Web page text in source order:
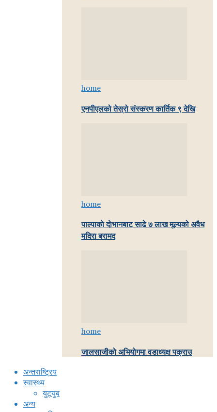
home
एनपीएलको तेस्रो संस्करण कार्तिक ९ देखि
home
पाल्पाकाे दाेभानबाट साढे ७ लाख मूल्यको अवैध
मदिरा बरामद
home
जालसाजीको अभियोगमा वडाध्यक्ष पक्राउ
अन्तराष्ट्रिय
स्वास्थ्य
युट्युब
अन्य